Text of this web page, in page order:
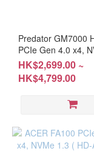
Predator GM7000
PCIe Gen 4.0 x4,
( HD-AGM7H4T /
AGM7H2T )
HK$2,699.00 ~
HK$4,799.00